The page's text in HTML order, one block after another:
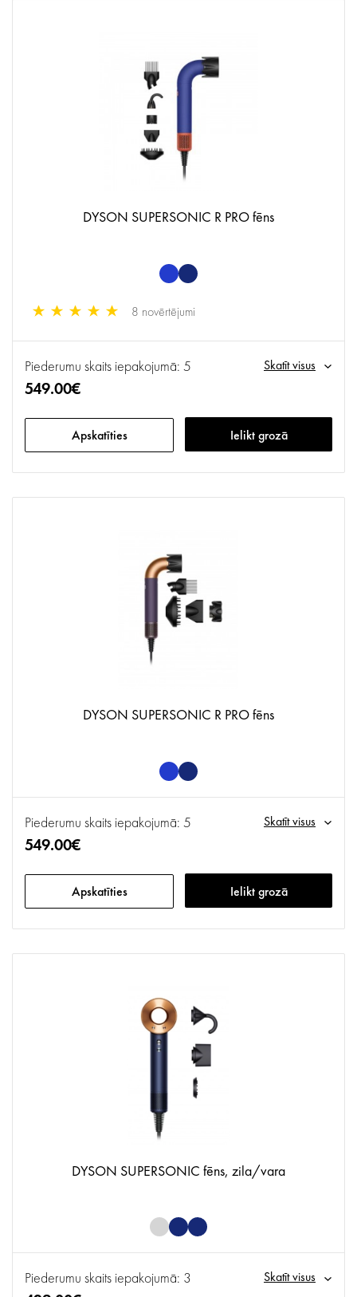
DYSON SUPERSONIC R PRO fēns
8 novērtējumi
Piederumu skaits iepakojumā: 5 Skatīt visus
549.00€
Apskatīties Ielikt grozā
DYSON SUPERSONIC R PRO fēns
Piederumu skaits iepakojumā: 5 Skatīt visus
549.00€
Apskatīties Ielikt grozā
DYSON SUPERSONIC fēns, zila/vara
Piederumu skaits iepakojumā: 3 Skatīt visus